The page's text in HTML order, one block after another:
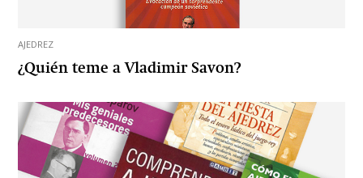
AJEDREZ
¿Quién teme a Vladimir Savon?